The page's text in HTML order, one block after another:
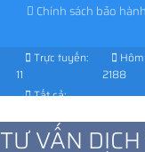
Chính sách bảo hành
Trực tuyến:
11
2188
Tất cả:
TƯ VẤN